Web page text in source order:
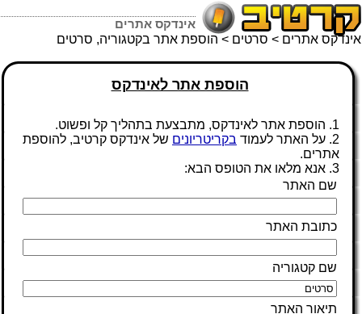
אינדקס אתרים
אינדקס אתרים > סרטים > הוספת אתר בקטגוריה, סרטים
הוספת אתר לאינדקס
1. הוספת אתר לאינדקס, מתבצעת בתהליך קל ופשוט.
2. על האתר לעמוד
בקריטריונים של אינדקס קרטיב, להוספת
אתרים.
3. אנא מלאו את הטופס הבא:
שם האתר
כתובת האתר
שם קטגוריה
תיאור האתר